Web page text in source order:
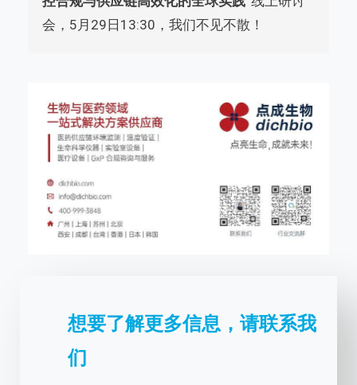
会，5月29日13:30，我们不见不散！
想要了解更多信息，请联系我
们